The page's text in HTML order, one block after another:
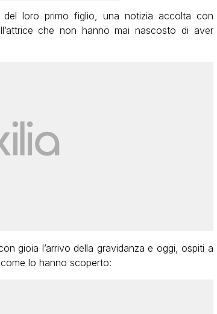
loro primo figlio, una notizia accolta con
che non hanno mai nascosto di aver
gioia l’arrivo della gravidanza e oggi, ospiti a
lo hanno scoperto: